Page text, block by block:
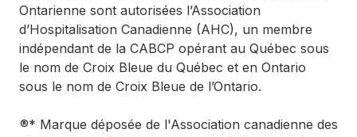
Ontarienne sont autorisées l’Association
d’Hospitalisation Canadienne (AHC), un membre
indépendant de la CABCP opérant au Québec sous
le nom de Croix Bleue du Québec et en Ontario
sous le nom de Croix Bleue de l’Ontario.
®* Marque déposée de l'Association canadienne des